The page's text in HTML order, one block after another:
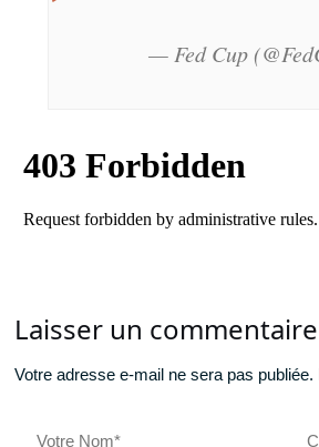
— Fed Cup
Laisser un commentaire
Votre adresse e-mail ne sera pas publiée.